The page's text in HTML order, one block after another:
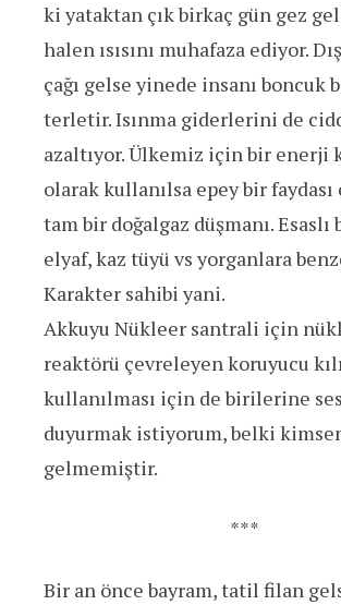
ki yataktan çık birkaç gün gez
halen ısısını muhafaza ediyor.
çağı gelse yinede insanı boncuk
terletir. Isınma giderlerini de
azaltıyor. Ülkemiz için bir enerji
olarak kullanılsa epey bir
tam bir doğalgaz düşmanı. Esaslı
elyaf, kaz tüyü vs yorganlara
Karakter sahibi yani.
Akkuyu Nükleer santrali için
reaktörü çevreleyen koruyucu
kullanılması için de birilerine
duyurmak istiyorum, belki
gelmemiştir.
***
Bir an önce bayram, tatil filan